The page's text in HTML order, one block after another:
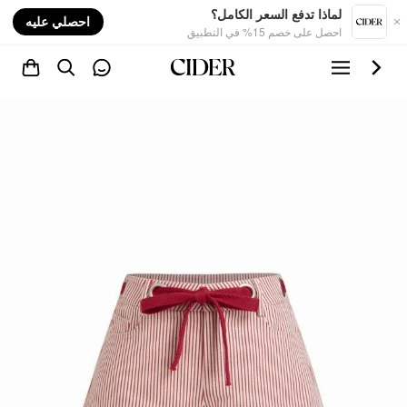
لماذا تدفع السعر الكامل؟
احصل على خصم 15% في التطبيق
احصلي عليه